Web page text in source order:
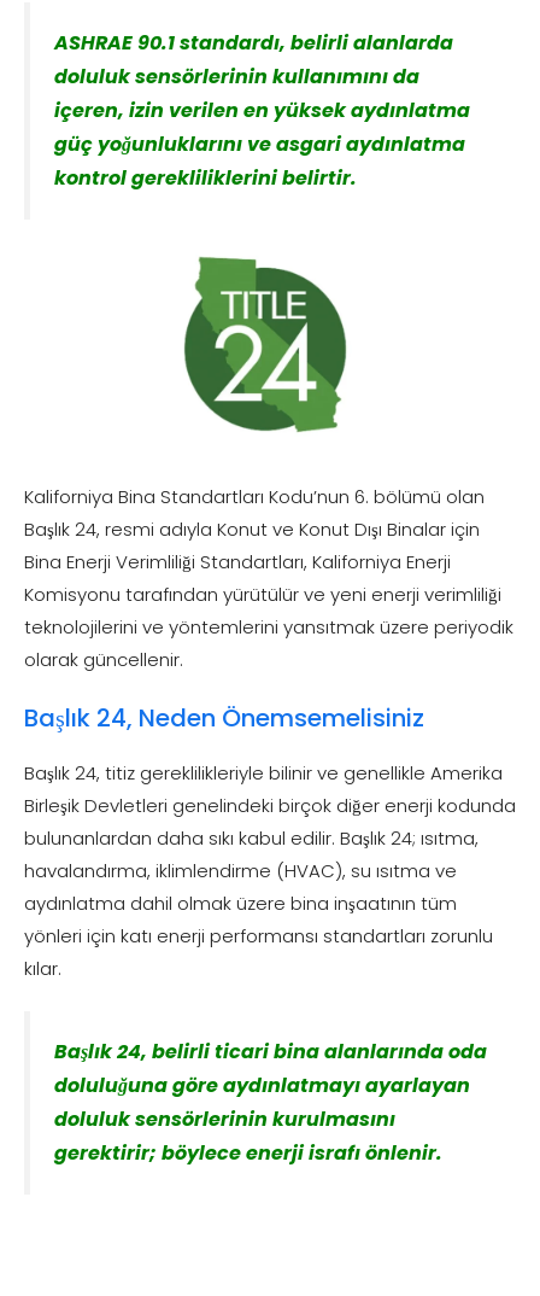
ASHRAE 90.1 standardı, belirli alanlarda
doluluk sensörlerinin kullanımını da
içeren, izin verilen en yüksek aydınlatma
güç yoğunluklarını ve asgari aydınlatma
kontrol gerekliliklerini belirtir.
Kaliforniya Bina Standartları Kodu’nun 6. bölümü olan
Başlık 24, resmi adıyla Konut ve Konut Dışı Binalar için
Bina Enerji Verimliliği Standartları, Kaliforniya Enerji
Komisyonu tarafından yürütülür ve yeni enerji verimliliği
teknolojilerini ve yöntemlerini yansıtmak üzere periyodik
olarak güncellenir.
Başlık 24, Neden Önemsemelisiniz
Başlık 24, titiz gereklilikleriyle bilinir ve genellikle Amerika
Birleşik Devletleri genelindeki birçok diğer enerji kodunda
bulunanlardan daha sıkı kabul edilir. Başlık 24; ısıtma,
havalandırma, iklimlendirme (HVAC), su ısıtma ve
aydınlatma dahil olmak üzere bina inşaatının tüm
yönleri için katı enerji performansı standartları zorunlu
kılar.
Başlık 24, belirli ticari bina alanlarında oda
doluluğuna göre aydınlatmayı ayarlayan
doluluk sensörlerinin kurulmasını
gerektirir; böylece enerji israfı önlenir.